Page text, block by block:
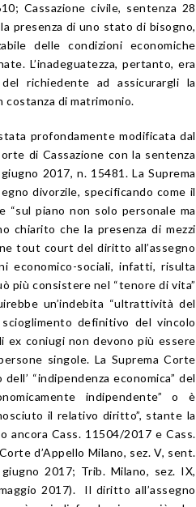
Cassazione civile, sentenza 28
presenza di uno stato di bisogno,
delle condizioni economiche
L’inadeguatezza, pertanto, era
richiedente ad assicurargli la
costanza di matrimonio.
profondamente modificata dal
di Cassazione con la sentenza
2017, n. 15481. La Suprema
divorzile, specificando come il
“sul piano non solo personale ma
chiarito che la presenza di mezzi
tout court del diritto all’assegno
economico-sociali, infatti, risulta
più consistere nel “tenore di vita”
un’indebita “ultrattività del
definitivo del vincolo
ex coniugi non devono più essere
singole. La Suprema Corte
“indipendenza economica” del
indipendente” o è
il relativo diritto”, stante la
ancora Cass. 11504/2017 e Cass.
d’Appello Milano, sez. V, sent.
2017; Trib. Milano, sez. IX,
2017). Il diritto all’assegno